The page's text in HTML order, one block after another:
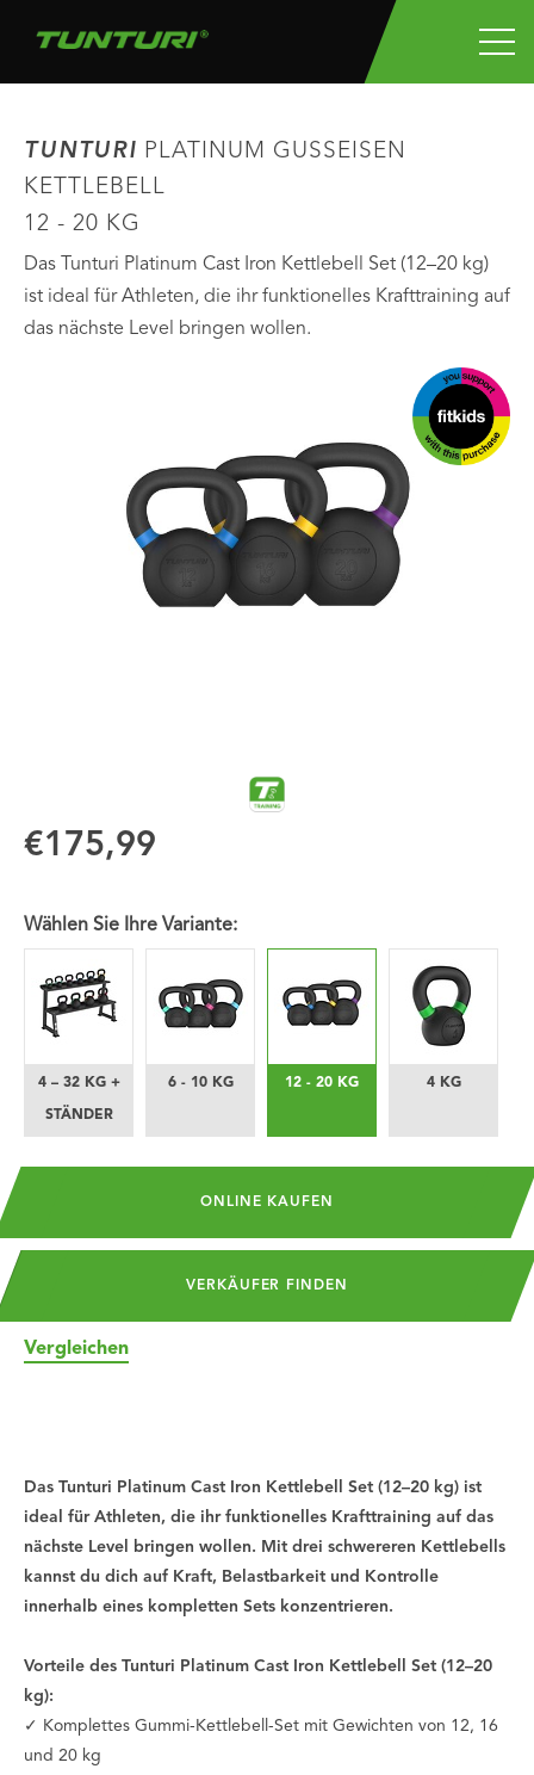
TUNTURI PLATINUM GUSSEISEN
KETTLEBELL
12 - 20 KG
Das Tunturi Platinum Cast Iron Kettlebell Set (12–20 kg)
ist ideal für Athleten, die ihr funktionelles Krafttraining auf
das nächste Level bringen wollen.
€175,99
Wählen Sie Ihre Variante:
4 – 32 KG +
STÄNDER
6 - 10 KG 12 - 20 KG 4 KG
ONLINE KAUFEN
VERKÄUFER FINDEN
Vergleichen
Das Tunturi Platinum Cast Iron Kettlebell Set (12–20 kg) ist
ideal für Athleten, die ihr funktionelles Krafttraining auf das
nächste Level bringen wollen. Mit drei schwereren Kettlebells
kannst du dich auf Kraft, Belastbarkeit und Kontrolle
innerhalb eines kompletten Sets konzentrieren.
Vorteile des Tunturi Platinum Cast Iron Kettlebell Set (12–20
kg):
✓ Komplettes Gummi-Kettlebell-Set mit Gewichten von 12, 16
und 20 kg